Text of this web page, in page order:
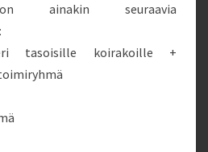
on ainakin seuraavia
tasoisille koirakoille +